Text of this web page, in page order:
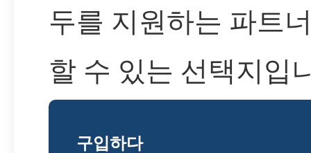
두를 지원하는 파트
할 수 있는 선택지입
구입하다